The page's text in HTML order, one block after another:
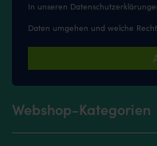
In unseren
Daten umgehen und welche
Webshop-Kategorien